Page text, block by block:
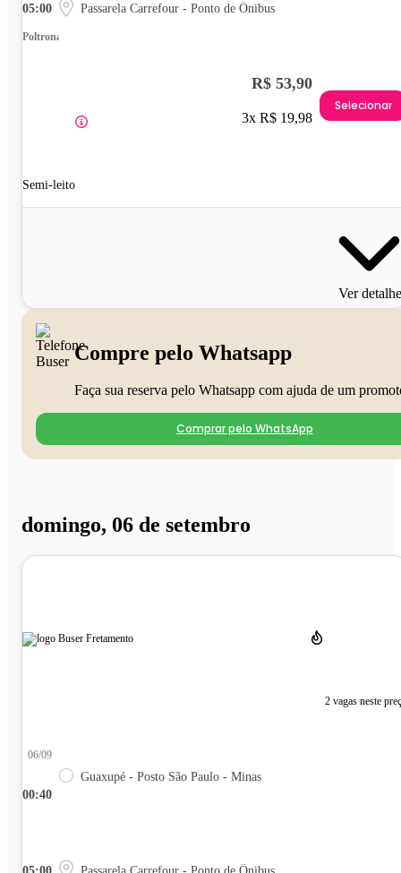
05:00 Passarela Carrefour - Ponto de Ônibus
Poltrona
Semi-leito
R$ 53,90
3x R$ 19,98
Selecionar
Ver
Compre pelo Whatsapp
Faça sua reserva pelo Whatsapp com ajuda de um
Comprar pelo WhatsApp
domingo, 06 de setembro
2 vagas neste
00:40
06/09
Guaxupé - Posto São Paulo - Minas